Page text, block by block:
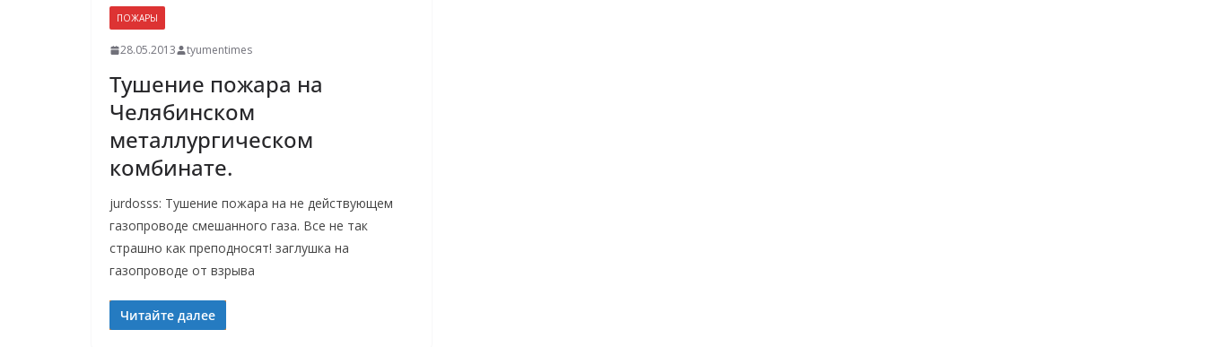
ПОЖАРЫ
28.05.2013 tyumentimes
Тушение пожара на
Челябинском
металлургическом
комбинате.
jurdosss: Тушение пожара на не действующем
газопроводе смешанного газа. Все не так
страшно как преподносят! заглушка на
газопроводе от взрыва
Читайте далее